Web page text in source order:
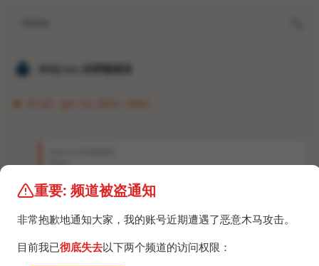
𝐙𝐆𝐐 ɪɴᴄ.的唠嗑频道
Photo
重要: 频道被盗通知
非常抱歉地通知大家，我的账号近期遭遇了恶意木马攻击。
目前我已彻底失去以下两个频道的访问权限：